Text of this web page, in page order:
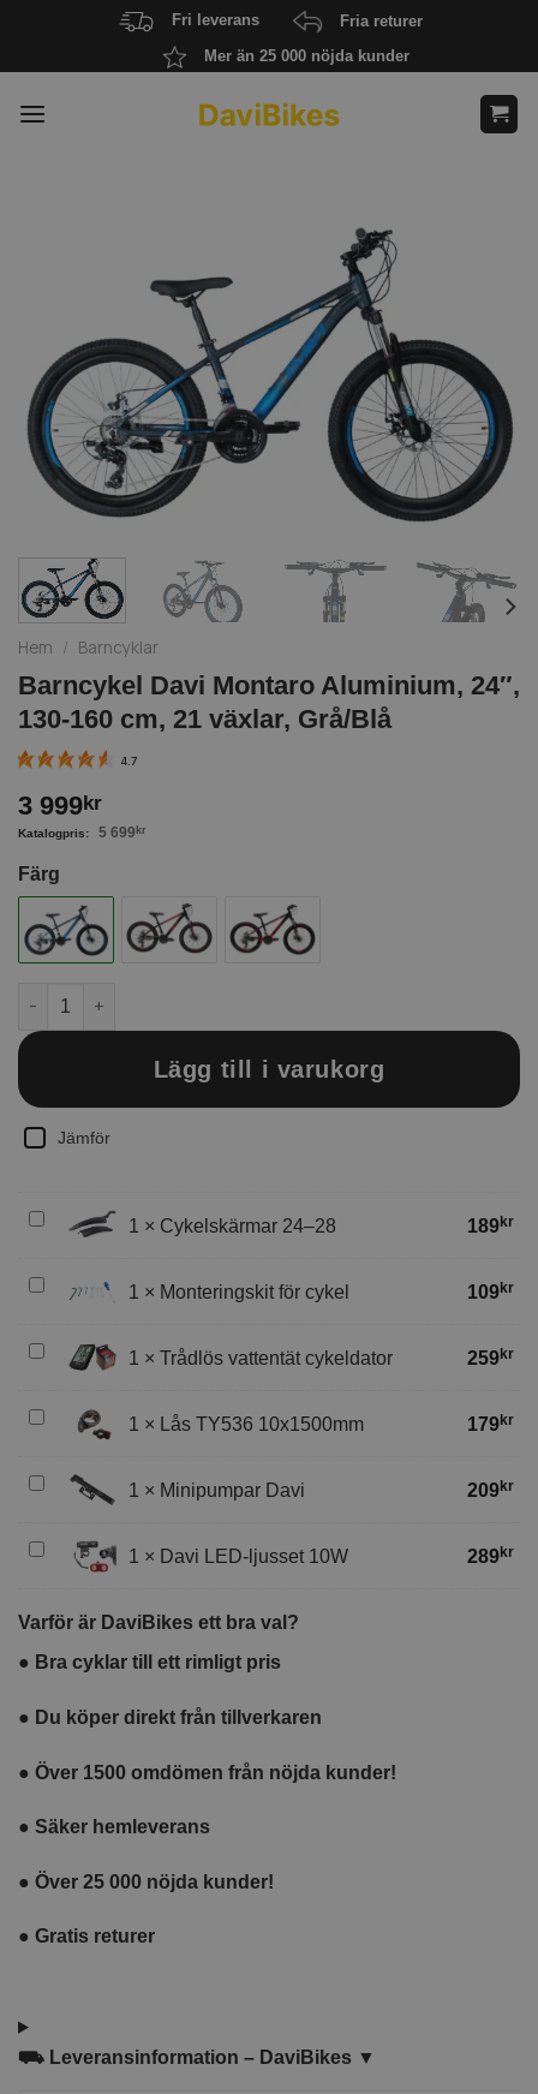
content
Fri leverans
Fria returer
Mer än 25 000 nöjda kunder
Hem / Barncyklar
Barncykel Davi Montaro Aluminium, 24″,
130-160 cm, 21 växlar, Grå/Blå
4.7
3 999kr
5 699 kr
Färg
Barncykel Davi Montaro Aluminium, 24", 130-160 cm, 21 växlar,
Lägg till i varukorg
Jämför
Cykelskärmar
1 × Cykelskärmar 24–28 189kr
Monteringskit
1 × Monteringskit för cykel 109kr
Trådlös
vattentät
1 × Trådlös vattentät cykeldator 259kr
Lås
10x1500mm
1 × Lås TY536 10x1500mm 179kr
Minipumpar
1 × Minipumpar Davi 209kr
Davi
10W
1 × Davi LED-ljusset 10W 289kr
Varför är DaviBikes ett bra val?
● Bra cyklar till ett rimligt pris
● Du köper direkt från tillverkaren
● Över 1500 omdömen från nöjda kunder!
● Säker hemleverans
● Över 25 000 nöjda kunder!
● Gratis returer
⛟ Leveransinformation – DaviBikes ▼